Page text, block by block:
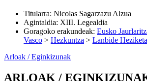
Titularra: Nicolas Sagarzazu Alzua
Agintaldia: XIII. Legealdia
Goragoko erakundeak: Eusko
Vasco > Hezkuntza > Lanbide
Arloak / Eginkizunak
ARLOAK /